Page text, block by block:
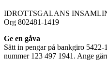
IDROTTSGALANS
Org 802481-1419
Ge en gåva
Sätt in pengar på bankgiro
nummer 123 497 1941. Ange